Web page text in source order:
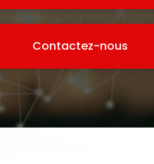
Contactez-nous